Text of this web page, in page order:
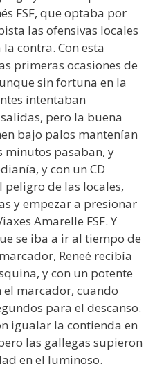
FSF, que optaba por
las ofensivas locales
contra. Con esta
primeras ocasiones de
sin fortuna en la
intentaban
pero la buena
bajo palos mantenían
minutos pasaban, y
y con un CD
peligro de las locales,
y empezar a presionar
Amarelle FSF. Y
se iba a ir al tiempo de
Reneé recibía
y con un potente
marcador, cuando
para el descanso.
igualar la contienda en
las gallegas supieron
en el luminoso.